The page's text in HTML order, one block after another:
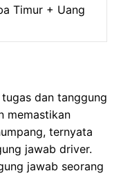
Timur + Uang
dan tanggung
memastikan
ternyata
jawab driver.
jawab seorang